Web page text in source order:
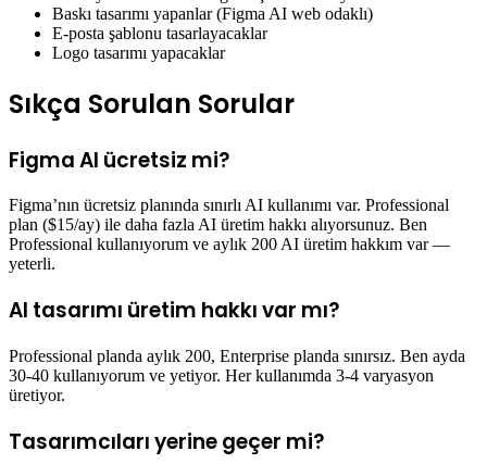
Baskı tasarımı yapanlar (Figma AI web odaklı)
E-posta şablonu tasarlayacaklar
Logo tasarımı yapacaklar
Sıkça Sorulan Sorular
Figma AI ücretsiz mi?
Figma’nın ücretsiz planında sınırlı AI kullanımı var. Professional
plan ($15/ay) ile daha fazla AI üretim hakkı alıyorsunuz. Ben
Professional kullanıyorum ve aylık 200 AI üretim hakkım var —
yeterli.
AI tasarımı üretim hakkı var mı?
Professional planda aylık 200, Enterprise planda sınırsız. Ben ayda
30-40 kullanıyorum ve yetiyor. Her kullanımda 3-4 varyasyon
üretiyor.
Tasarımcıları yerine geçer mi?